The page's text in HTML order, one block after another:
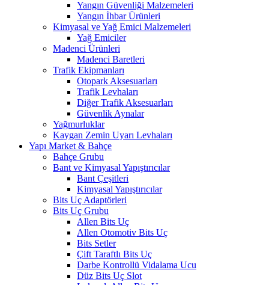
Yangın Güvenliği Malzemeleri
Yangın İhbar Ürünleri
Kimyasal ve Yağ Emici Malzemeleri
Yağ Emiciler
Madenci Ürünleri
Madenci Baretleri
Trafik Ekipmanları
Otopark Aksesuarları
Trafik Levhaları
Diğer Trafik Aksesuarları
Güvenlik Aynalar
Yağmurluklar
Kaygan Zemin Uyarı Levhaları
Yapı Market & Bahçe
Bahçe Grubu
Bant ve Kimyasal Yapıştırıcılar
Bant Çeşitleri
Kimyasal Yapıştırıcılar
Bits Uç Adaptörleri
Bits Uç Grubu
Allen Bits Uç
Allen Otomotiv Bits Uç
Bits Setler
Çift Taraftlı Bits Uç
Darbe Kontrollü Vidalama Ucu
Düz Bits Uç Slot